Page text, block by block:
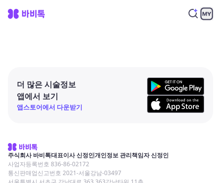
더 많은 시술정보
앱에서 보기
앱스토어에서 다운받기
주식회사 바비톡대표이사 신정인개인정보 관리책임자 신정인
사업자등록번호 836-86-02172
통신판매업신고번호 2021-서울강남-03497